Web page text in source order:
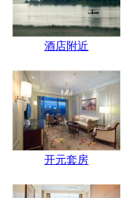
酒店附近
开元套房